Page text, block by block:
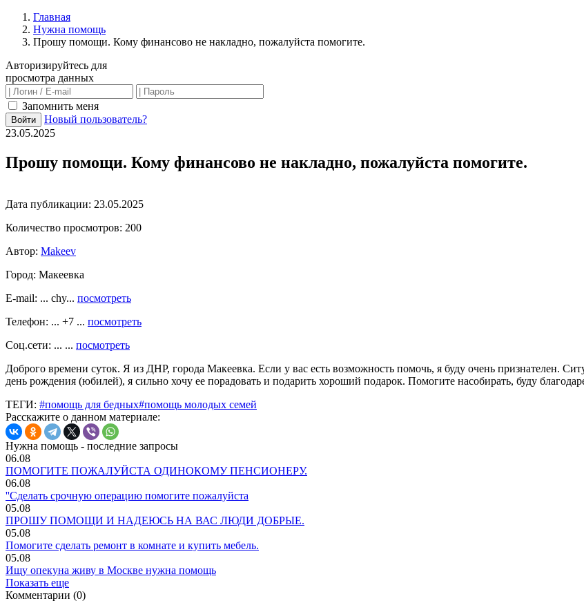
Главная
Нужна помощь
Прошу помощи. Кому финансово не накладно, пожалуйста помогите.
Авторизируйтесь для
просмотра данных
Запомнить меня
Войти
Новый пользователь?
23.05.2025
Прошу помощи. Кому финансово не накладно, пожалуйста помогите.
Дата публикации: 23.05.2025
Количество просмотров: 200
Автор: Makeev
Город: Макеевка
E-mail: ... chy... посмотреть
Телефон: ... +7 ... посмотреть
Соц.сети: ... ... посмотреть
Доброго времени суток. Я из ДНР, города Макеевка. Если у вас есть возможность помочь, я буду очень признателен.
день рождения (юбилей), я сильно хочу ее порадовать и подарить хороший подарок. Помогите насобирать, буду
ТЕГИ: #помощь для бедных#помощь молодых семей
Расскажите о данном материале:
Нужна помощь - последние запросы
06.08
ПОМОГИТЕ ПОЖАЛУЙСТА ОДИНОКОМУ ПЕНСИОНЕРУ.
06.08
''Сделать срочную операцию помогите пожалуйста
05.08
ПРОШУ ПОМОЩИ И НАДЕЮСЬ НА ВАС ЛЮДИ ДОБРЫЕ.
05.08
Помогите сделать ремонт в комнате и купить мебель.
05.08
Ищу опекуна живу в Москве нужна помощь
Показать еще
Комментарии (0)